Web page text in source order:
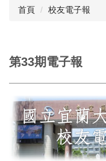
首頁 校友電子報
第33期電子報